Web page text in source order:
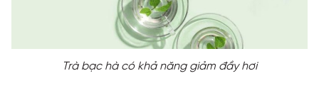
Trà bạc hà có khả năng giảm đầy hơi